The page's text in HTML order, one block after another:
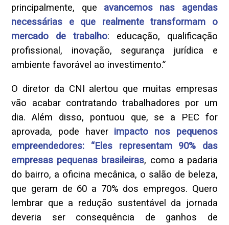
principalmente, que avancemos nas agendas
necessárias e que realmente transformam o
mercado de trabalho: educação, qualificação
profissional, inovação, segurança jurídica e
ambiente favorável ao investimento.”
O diretor da CNI alertou que muitas empresas
vão acabar contratando trabalhadores por um
dia. Além disso, pontuou que, se a PEC for
aprovada, pode haver impacto nos pequenos
empreendedores: “Eles representam 90% das
empresas pequenas brasileiras, como a padaria
do bairro, a oficina mecânica, o salão de beleza,
que geram de 60 a 70% dos empregos. Quero
lembrar que a redução sustentável da jornada
deveria ser consequência de ganhos de